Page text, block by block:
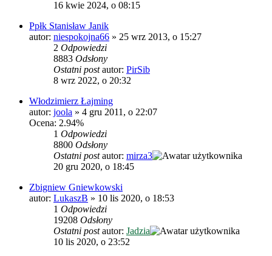
16 kwie 2024, o 08:15
Ppłk Stanisław Janik
autor: niespokojna66 » 25 wrz 2013, o 15:27
2 Odpowiedzi
8883 Odsłony
Ostatni postautor: PirSib
8 wrz 2022, o 20:32
Włodzimierz Łajming
autor: joola » 4 gru 2011, o 22:07
Ocena: 2.94%
1 Odpowiedzi
8800 Odsłony
Ostatni postautor: mirza3
20 gru 2020, o 18:45
Zbigniew Gniewkowski
autor: LukaszB » 10 lis 2020, o 18:53
1 Odpowiedzi
19208 Odsłony
Ostatni postautor: Jadzia
10 lis 2020, o 23:52